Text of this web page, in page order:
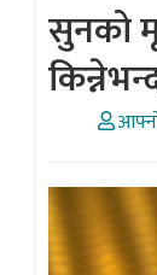
सुनको